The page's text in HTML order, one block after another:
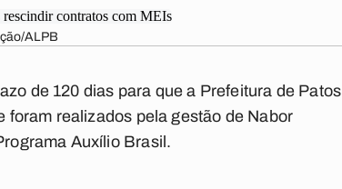
ALPB
de 120 dias para que a Prefeitura de Patos
realizados pela gestão de Nabor
Auxílio Brasil.